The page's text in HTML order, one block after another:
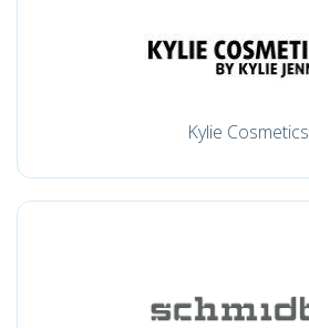
Kylie Cosmetics